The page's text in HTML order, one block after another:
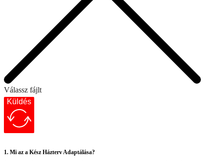
Válassz fájlt
Küldés
1. Mi az a Kész Házterv Adaptálása?